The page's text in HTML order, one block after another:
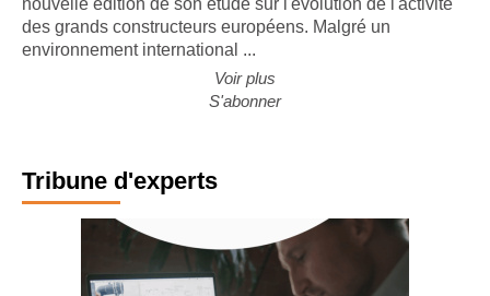
nouvelle édition de son étude sur l'évolution de l'activité
des grands constructeurs européens. Malgré un
environnement international ...
Voir plus
S'abonner
Tribune d'experts